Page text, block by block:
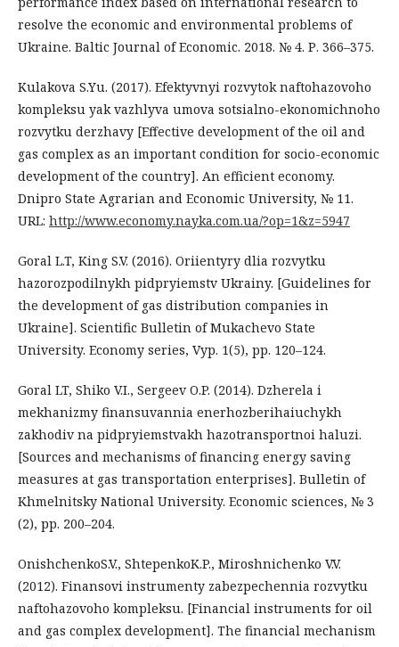
resolve the economic and environmental problems of
Ukraine. Baltic Journal of Economic. 2018. № 4. Р. 366–375.
Kulakova S.Yu. (2017). Efektyvnyi rozvytok naftohazovoho
kompleksu yak vazhlyva umova sotsialno-ekonomichnoho
rozvytku derzhavy [Effective development of the oil and
gas complex as an important condition for socio-economic
development of the country]. An efficient economy.
Dnipro State Agrarian and Economic University, № 11.
URL: http://www.economy.nayka.com.ua/?op=1&z=5947
Goral L.T, King S.V. (2016). Oriientyry dlia rozvytku
hazorozpodilnykh pidpryiemstv Ukrainy. [Guidelines for
the development of gas distribution companies in
Ukraine]. Scientific Bulletin of Mukachevo State
University. Economy series, Vyp. 1(5), pp. 120–124.
Goral LT, Shiko V.I., Sergeev O.P. (2014). Dzherela i
mekhanizmy finansuvannia enerhozberihaiuchykh
zakhodiv na pidpryiemstvakh hazotransportnoi haluzi.
[Sources and mechanisms of financing energy saving
measures at gas transportation enterprises]. Bulletin of
Khmelnitsky National University. Economic sciences, № 3
(2), рp. 200–204.
OnishchenkoS.V., ShtepenkoK.P., Miroshnichenko V.V.
(2012). Finansovi instrumenty zabezpechennia rozvytku
naftohazovoho kompleksu. [Financial instruments for oil
and gas complex development]. The financial mechanism